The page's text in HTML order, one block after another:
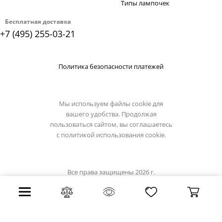
Бесплатная доставка
+7 (495) 255-03-21
Типы лампочек
Политика безопасности платежей
Мы используем файлы cookie для
вашего удобства. Продолжая
пользоваться сайтом, вы соглашаетесь
с политикой использования cookie.
Все права защищены 2026 г.